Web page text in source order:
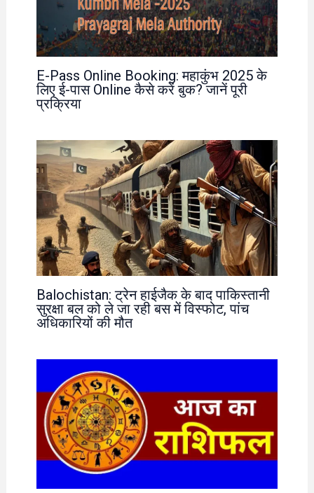
E-Pass Online Booking: महाकुंभ 2025 के
लिए ई-पास Online कैसे करें बुक? जानें पूरी
प्रक्रिया
Balochistan: ट्रेन हाईजैक के बाद पाकिस्तानी
सुरक्षा बल को ले जा रही बस में विस्फोट, पांच
अधिकारियों की मौत